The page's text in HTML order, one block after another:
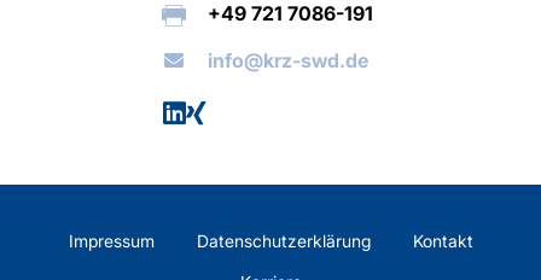
+49 721 7086-191
info@krz-swd.de
Impressum Datenschutzerklärung
Kontakt